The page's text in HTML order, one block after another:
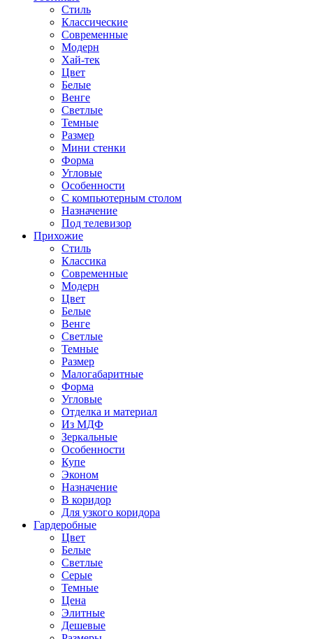
Стиль
Классические
Современные
Модерн
Хай-тек
Цвет
Белые
Венге
Светлые
Темные
Размер
Мини стенки
Форма
Угловые
Особенности
С компьютерным столом
Назначение
Под телевизор
Прихожие
Стиль
Классика
Современные
Модерн
Цвет
Белые
Венге
Светлые
Темные
Размер
Малогабаритные
Форма
Угловые
Отделка и материал
Из МДФ
Зеркальные
Особенности
Купе
Эконом
Назначение
В коридор
Для узкого коридора
Гардеробные
Цвет
Белые
Светлые
Серые
Темные
Цена
Элитные
Дешевые